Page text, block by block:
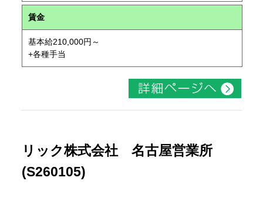
賃金
基本給210,000円～
+各種手当
リック株式会社 名古屋営業所
(S260105)